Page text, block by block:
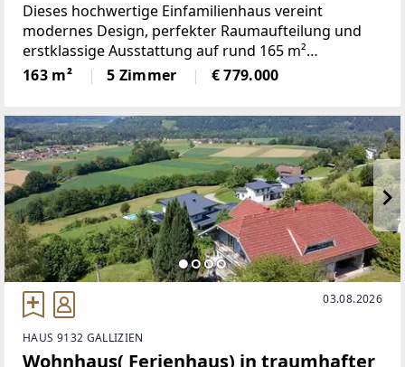
Dieses hochwertige Einfamilienhaus vereint
modernes Design, perfekter Raumaufteilung und
erstklassige Ausstattung auf rund 165 m²
Wohnfläche. Mit insgesamt 3 Schlafräumen im
Obergeschoß und ein weiteres, mögliches
163 m² 5 Zimmer € 779.000
03.08.2026
HAUS 9132 GALLIZIEN
Wohnhaus( Ferienhaus) in traumhafter